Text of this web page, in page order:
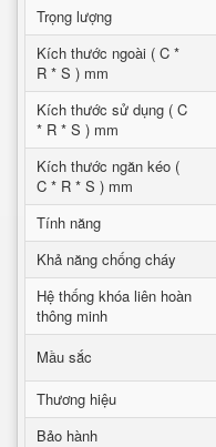
Trọng lượng
Kích thước ngoài ( C *
R * S ) mm
Kích thước sử dụng ( C
* R * S ) mm
Kích thước ngăn kéo (
C * R * S ) mm
Tính năng
Khả năng chống cháy
Hệ thống khóa liên hoàn
thông minh
Mầu sắc
Thương hiệu
Bảo hành